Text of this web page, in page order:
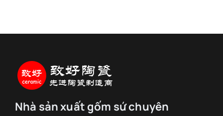
Nhà sản xuất gốm sứ chuyên